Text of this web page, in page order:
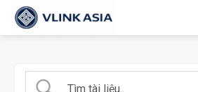
qua
dung